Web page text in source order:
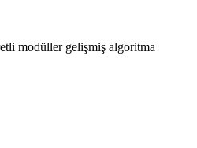
modüller gelişmiş algoritma